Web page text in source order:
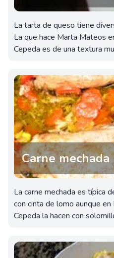
La tarta de queso tiene
La que hace Marta Mateos
Cepeda es de una textura
Carne mechada
La carne mechada es típica
con cinta de lomo aunque
Cepeda la hacen con